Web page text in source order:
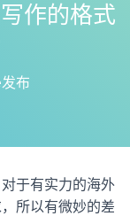
作的格式
发布
于有实力的海外
所以有微妙的差